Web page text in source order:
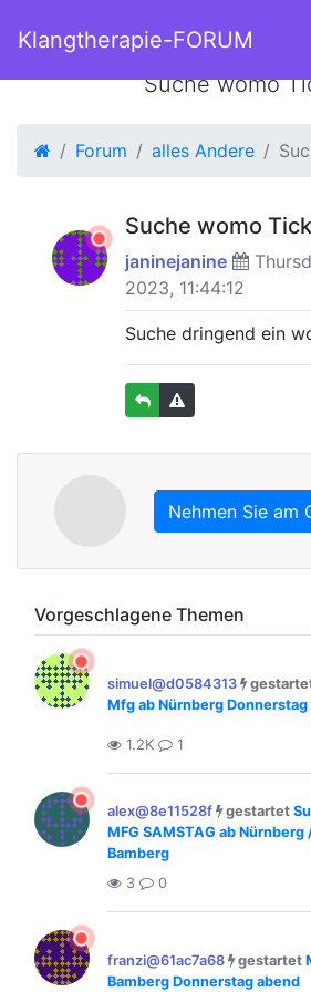
Klangtherapie-FORUM
Suche womo
Forum alles Andere
Suche womo
janinejanine
2023, 11:44:12
Suche dringend ein
Nehmen Sie am
Vorgeschlagene Themen
simuel@d0584313
Mfg ab Nürnberg
1.2K 1
alex@8e11528f gestartet
MFG SAMSTAG ab Nürnberg
Bamberg
3 0
franzi@61ac7a68 gestartet
Bamberg Donnerstag abend